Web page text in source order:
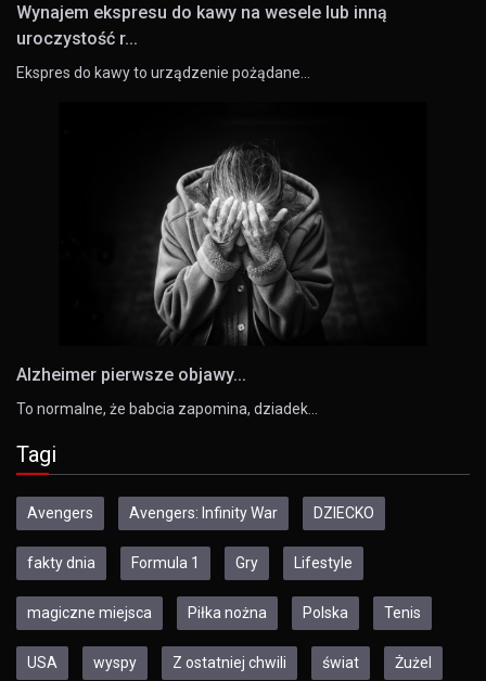
Wynajem ekspresu do kawy na wesele lub inną
uroczystość r...
Ekspres do kawy to urządzenie pożądane…
Alzheimer pierwsze objawy...
To normalne, że babcia zapomina, dziadek…
Tagi
Avengers Avengers: Infinity War DZIECKO
fakty dnia Formula 1 Gry Lifestyle
magiczne miejsca Piłka nożna Polska Tenis
USA wyspy Z ostatniej chwili świat Żużel